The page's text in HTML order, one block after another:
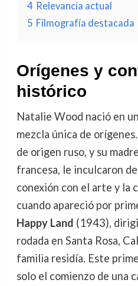
4 Relevancia actual
5 Filmografía destacada
Orígenes y
histórico
Natalie Wood nació en
mezcla única de
de origen ruso, y su
francesa, le inculcaron
conexión con el arte y la
cuando apareció por
Happy Land (1943),
rodada en Santa Rosa,
familia residía. Este
solo el comienzo de una